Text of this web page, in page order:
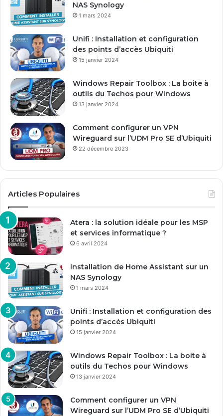
NAS Synology
1 mars 2024
Unifi : Installation et configuration
des points d’accès Ubiquiti
15 janvier 2024
Windows Repair Toolbox : La boite à
outils du Techos pour Windows
13 janvier 2024
Comment configurer un VPN
Wireguard sur l’UDM Pro SE d’Ubiquiti
22 décembre 2023
Articles Populaires
Atera : la solution idéale pour les MSP
et services informatique ?
6 avril 2024
Installation de Home Assistant sur un
NAS Synology
1 mars 2024
Unifi : Installation et configuration des
points d’accès Ubiquiti
15 janvier 2024
Windows Repair Toolbox : La boite à
outils du Techos pour Windows
13 janvier 2024
Comment configurer un VPN
Wireguard sur l’UDM Pro SE d’Ubiquiti